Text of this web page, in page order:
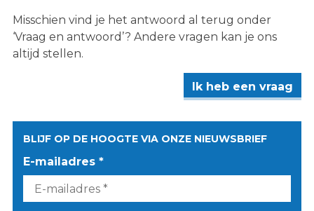
Misschien vind je het antwoord al terug onder
‘Vraag en antwoord’? Andere vragen kan je ons
altijd stellen.
Ik heb een vraag
BLIJF OP DE HOOGTE VIA ONZE NIEUWSBRIEF
E-mailadres *